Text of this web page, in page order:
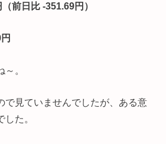
前日比 -351.69円）
。
で見ていませんでしたが、ある意
た。